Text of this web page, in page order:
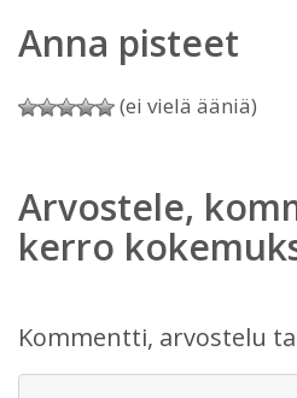
Anna pisteet
(ei vielä ääniä)
Arvostele,
kerro
Kommentti, arvostelu